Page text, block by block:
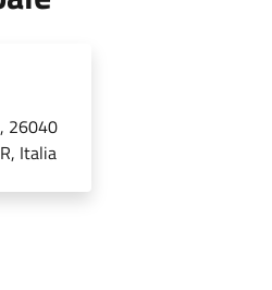
26040
Italia